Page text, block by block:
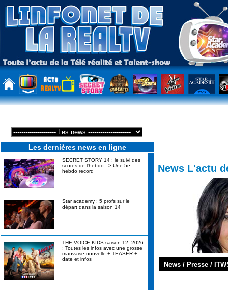
Les dernières news en ligne
SECRET STORY 14 : le suivi des
scores de l'hebdo => Une 5e
hebdo record
Star academy : 5 profs sur le
départ dans la saison 14
THE VOICE KIDS saison 12, 2026
: Toutes les infos avec une grosse
mauvaise nouvelle + TEASER +
date et infos
News L'actu
News / Presse /